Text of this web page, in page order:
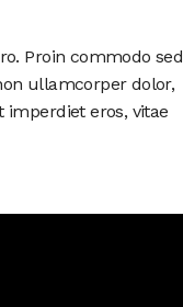
Proin commodo sed
ullamcorper dolor,
eros, vitae